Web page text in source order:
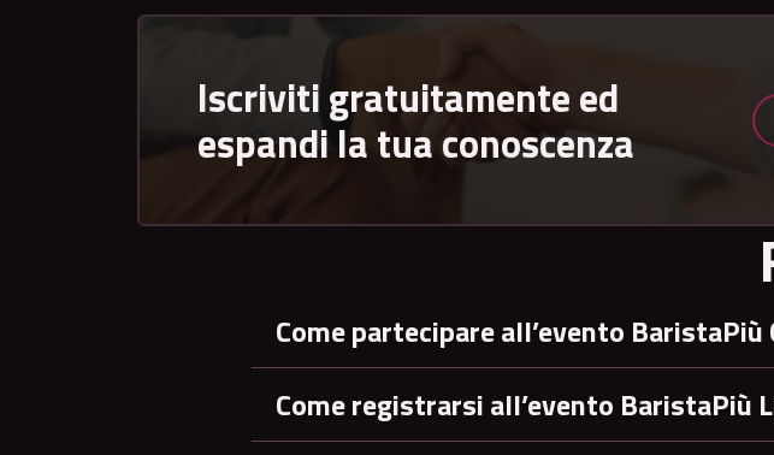
Iscriviti gratuitamente ed
espandi la tua conoscenza
Come partecipare all’evento BaristaPiù
Come registrarsi all’evento BaristaPiù